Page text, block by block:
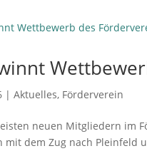
| Aktuelles, Förderverein
neuen Mitgliedern im
mit dem Zug nach Pleinfeld